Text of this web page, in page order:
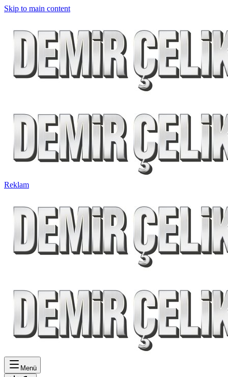
Skip to main content
Reklam
Menü